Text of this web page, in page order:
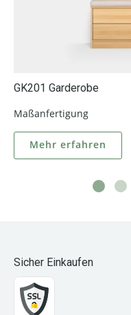
GK201 Garderobe
Maßanfertigung
Mehr erfahren
Sicher Einkaufen